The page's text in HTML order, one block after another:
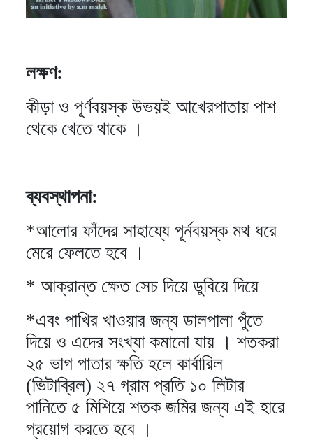
লক্ষণ:
কীড়া ও পূর্ণবয়স্ক উভয়ই আখেরপাতায় পাশ
থেকে খেতে থাকে ।
ব্যবস্থাপনা:
*আলোর ফাঁদের সাহায্যে পূর্নবয়স্ক মথ ধরে
মেরে ফেলতে হবে ।
* আক্রান্ত ক্ষেত সেচ দিয়ে ডুবিয়ে দিয়ে
*এবং পাখির খাওয়ার জন্য ডালপালা পুঁতে
দিয়ে ও এদের সংখ্যা কমানো যায় । শতকরা
২৫ ভাগ পাতার ক্ষতি হলে কার্বারিল
(ভিটাব্রিল) ২৭ গ্রাম প্রতি ১০ লিটার
পানিতে ৫ মিশিয়ে শতক জমির জন্য এই হারে
প্রয়োগ করতে হবে ।